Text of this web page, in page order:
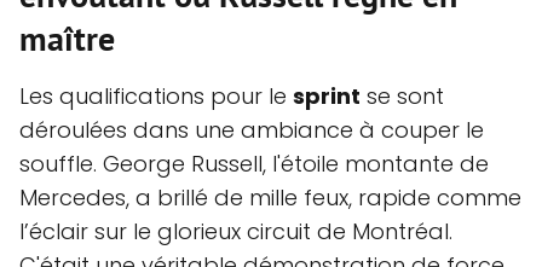
maître
Les qualifications pour le sprint se sont
déroulées dans une ambiance à couper le
souffle. George Russell, l'étoile montante de
Mercedes, a brillé de mille feux, rapide comme
l’éclair sur le glorieux circuit de Montréal.